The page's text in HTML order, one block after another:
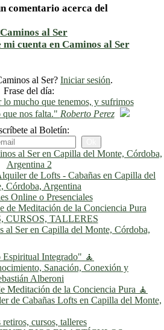
comentario acerca del
mi cuenta en Caminos al Ser
al Ser? Iniciar sesión.
Frase del día:
mucho que tenemos, y sufrimos
nos falta." Roberto Perez
al Boletín:
CURSOS, TALLERES
al Ser en Capilla del Monte, Córdoba,
Integrado" 🧘
Sanación, Conexión y
Alberoni
Meditación de la Conciencia Pura 🧘
de Cabañas Lofts en Capilla del Monte,
retiros, cursos, talleres